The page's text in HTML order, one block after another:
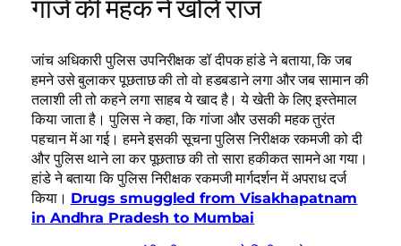
गांजे की महक ने खोले राज
जांच अधिकारी पुलिस उपनिरीक्षक डॉ दीपक हांडे ने बताया, कि जब
हमने उसे बुलाकर पूछताछ की तो वो हडबडाने लगा और जब सामान की
तलाशी ली तो कहने लगा साहब ये खाद है। ये खेती के लिए इस्तेमाल
किया जाता है। पुलिस ने कहा, कि गांजा और उसकी महक तुरंत
पहचान में आ गई। हमने इसकी सूचना पुलिस निरीक्षक रकमजी को दी
और पुलिस थाने ला कर पूछताछ की तो सारा हकीकत सामने आ गया।
हांडे ने बताया कि पुलिस निरीक्षक रकमजी मार्गदर्शन में अपराध दर्ज
किया। Drugs smuggled from Visakhapatnam
in Andhra Pradesh to Mumbai